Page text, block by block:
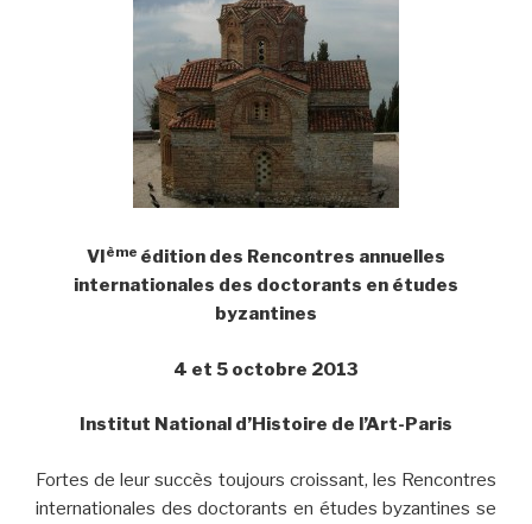
VI ème édition des Rencontres annuelles
internationales des doctorants en études
byzantines
4 et 5 octobre 2013
Institut National d’Histoire de l’Art-Paris
Fortes de leur succès toujours croissant, les Rencontres
internationales des doctorants en études byzantines se